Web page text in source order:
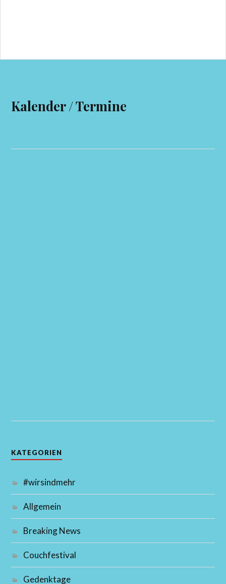
Kalender / Termine
KATEGORIEN
#wirsindmehr
Allgemein
Breaking News
Couchfestival
Gedenktage